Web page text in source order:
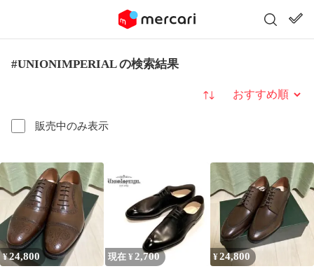
#UNIONIMPERIAL の検索結果
販売中のみ表示
並び替え
¥24,800 現在 ¥ 2,700 ¥24,800